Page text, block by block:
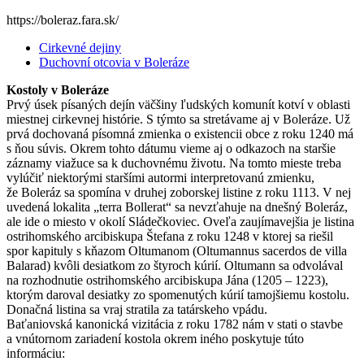
https://boleraz.fara.sk/
Cirkevné dejiny
Duchovní otcovia v Boleráze
Kostoly v Boleráze
Prvý úsek písaných dejín väčšiny ľudských komunít kotví v oblasti
miestnej cirkevnej histórie. S týmto sa stretávame aj v Boleráze. Už
prvá dochovaná písomná zmienka o existencii obce z roku 1240 má
s ňou súvis. Okrem tohto dátumu vieme aj o odkazoch na staršie
záznamy viažuce sa k duchovnému životu. Na tomto mieste treba
vylúčiť niektorými staršími autormi interpretovanú zmienku,
že Boleráz sa spomína v druhej zoborskej listine z roku 1113. V nej
uvedená lokalita „terra Bollerat“ sa nevzťahuje na dnešný Boleráz,
ale ide o miesto v okolí Sládečkoviec. Oveľa zaujímavejšia je listina
ostrihomského arcibiskupa Štefana z roku 1248 v ktorej sa riešil
spor kapituly s kňazom Oltumanom (Oltumannus sacerdos de villa
Balarad) kvôli desiatkom zo štyroch kúrií. Oltumann sa odvolával
na rozhodnutie ostrihomského arcibiskupa Jána (1205 – 1223),
ktorým daroval desiatky zo spomenutých kúrií tamojšiemu kostolu.
Donačná listina sa vraj stratila za tatárskeho vpádu.
Baťaniovská kanonická vizitácia z roku 1782 nám v stati o stavbe
a vnútornom zariadení kostola okrem iného poskytuje túto
informáciu: